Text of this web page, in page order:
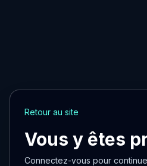
Retour au site
Vous y êtes
Connectez-vous pour